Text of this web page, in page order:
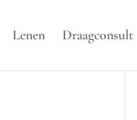
Lenen Draagconsult